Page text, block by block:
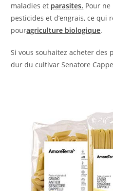
maladies et parasites. Pour
pesticides et d’engrais, ce qui
pouragriculture biologique.
Si vous souhaitez acheter des
dur du cultivar Senatore